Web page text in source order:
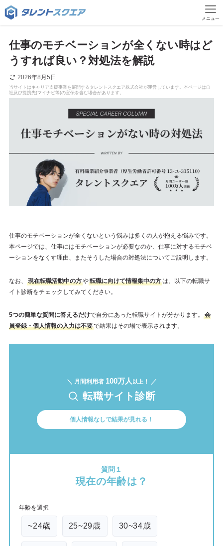
メニュー
仕事のモチベーションが全くない時はど
うすれば良い？対処法を解説
2026年8月5日
仕事のモチベーションが全くないという悩みは多くの人が抱える悩みです。
本ページでは、仕事にはモチベーションが必要なのか、仕事に対するモチベ
ーションをなくす理由、またそうした場合の対処法についてご説明します。
なお、 現在転職活動中の方や転職に向けて情報集中の方は、以下の転職サ
イト診断をチェックしてみてください。
5つの簡単な質問に答えるだけで自分にあった転職サイトが分かります。
会
員登録・個人情報の入力は不要で結果はその場で表示されます。
＼ 月間利用者 100万人 以上 ！ ／
転職サイト診断
個人情報なしで結果が見れる！
質問１
現在の年齢は？
年齢を選択
~24歳 25~29歳 30~34歳